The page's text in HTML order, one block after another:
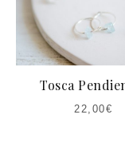
Tosca
22,00€